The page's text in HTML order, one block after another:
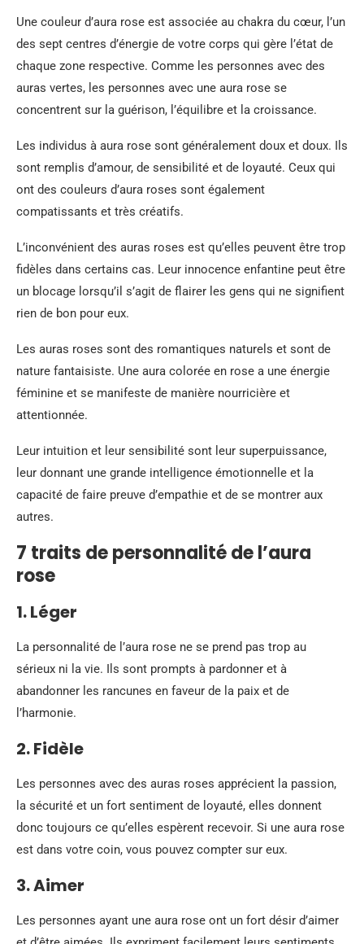
Une couleur d’aura rose est associée au chakra du cœur, l’un
des sept centres d’énergie de votre corps qui gère l’état de
chaque zone respective. Comme les personnes avec des
auras vertes, les personnes avec une aura rose se
concentrent sur la guérison, l’équilibre et la croissance.
Les individus à aura rose sont généralement doux et doux. Ils
sont remplis d’amour, de sensibilité et de loyauté. Ceux qui
ont des couleurs d’aura roses sont également
compatissants et très créatifs.
L’inconvénient des auras roses est qu’elles peuvent être trop
fidèles dans certains cas. Leur innocence enfantine peut être
un blocage lorsqu’il s’agit de flairer les gens qui ne signifient
rien de bon pour eux.
Les auras roses sont des romantiques naturels et sont de
nature fantaisiste. Une aura colorée en rose a une énergie
féminine et se manifeste de manière nourricière et
attentionnée.
Leur intuition et leur sensibilité sont leur superpuissance,
leur donnant une grande intelligence émotionnelle et la
capacité de faire preuve d’empathie et de se montrer aux
autres.
7 traits de personnalité de l’aura
rose
1. Léger
La personnalité de l’aura rose ne se prend pas trop au
sérieux ni la vie. Ils sont prompts à pardonner et à
abandonner les rancunes en faveur de la paix et de
l’harmonie.
2. Fidèle
Les personnes avec des auras roses apprécient la passion,
la sécurité et un fort sentiment de loyauté, elles donnent
donc toujours ce qu’elles espèrent recevoir. Si une aura rose
est dans votre coin, vous pouvez compter sur eux.
3. Aimer
Les personnes ayant une aura rose ont un fort désir d’aimer